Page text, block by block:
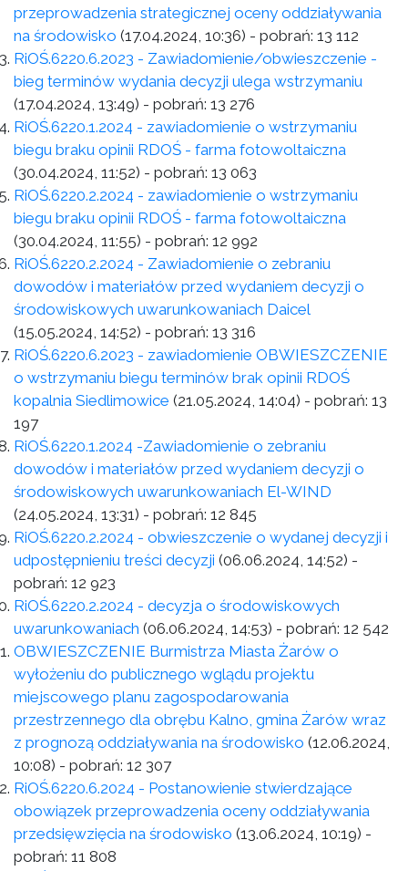
przeprowadzenia strategicznej oceny oddziaływania
na środowisko (17.04.2024, 10:36) - pobrań: 13 112
RiOŚ.6220.6.2023 - Zawiadomienie/obwieszczenie -
bieg terminów wydania decyzji ulega wstrzymaniu
(17.04.2024, 13:49) - pobrań: 13 276
RiOŚ.6220.1.2024 - zawiadomienie o wstrzymaniu
biegu braku opinii RDOŚ - farma fotowoltaiczna
(30.04.2024, 11:52) - pobrań: 13 063
RiOŚ.6220.2.2024 - zawiadomienie o wstrzymaniu
biegu braku opinii RDOŚ - farma fotowoltaiczna
(30.04.2024, 11:55) - pobrań: 12 992
RiOŚ.6220.2.2024 - Zawiadomienie o zebraniu
dowodów i materiałów przed wydaniem decyzji o
środowiskowych uwarunkowaniach Daicel
(15.05.2024, 14:52) - pobrań: 13 316
RiOŚ.6220.6.2023 - zawiadomienie OBWIESZCZENIE
o wstrzymaniu biegu terminów brak opinii RDOŚ
kopalnia Siedlimowice (21.05.2024, 14:04) - pobrań: 13
197
RiOŚ.6220.1.2024 -Zawiadomienie o zebraniu
dowodów i materiałów przed wydaniem decyzji o
środowiskowych uwarunkowaniach El-WIND
(24.05.2024, 13:31) - pobrań: 12 845
RiOŚ.6220.2.2024 - obwieszczenie o wydanej decyzji i
udpostępnieniu treści decyzji (06.06.2024, 14:52) -
pobrań: 12 923
RiOŚ.6220.2.2024 - decyzja o środowiskowych
uwarunkowaniach (06.06.2024, 14:53) - pobrań: 12 542
OBWIESZCZENIE Burmistrza Miasta Żarów o
wyłożeniu do publicznego wglądu projektu
miejscowego planu zagospodarowania
przestrzennego dla obrębu Kalno, gmina Żarów wraz
z prognozą oddziaływania na środowisko (12.06.2024,
10:08) - pobrań: 12 307
RiOŚ.6220.6.2024 - Postanowienie stwierdzające
obowiązek przeprowadzenia oceny oddziaływania
przedsięwzięcia na środowisko (13.06.2024, 10:19) -
pobrań: 11 808